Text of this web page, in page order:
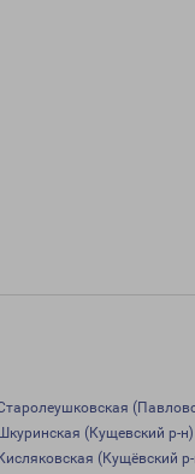
(Кущевский р-н)
(Кущёвский